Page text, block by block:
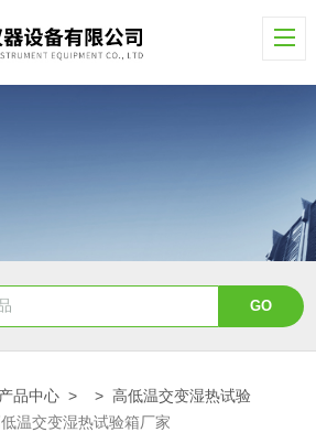
产品中心 > >高低温交变湿热试验
温交变湿热试验箱厂家